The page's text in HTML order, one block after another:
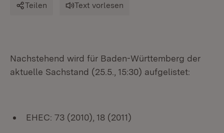
Teilen Text vorlesen
Nachstehend wird für Baden-Württemberg der
aktuelle Sachstand (25.5., 15:30) aufgelistet:
EHEC: 73 (2010), 18 (2011)